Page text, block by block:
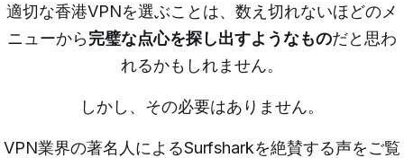
適切な香港VPNを選ぶことは、数え切れないほどのメ
ニューから完璧な点心を探し出すようなものだと思わ
れるかもしれません。
しかし、その必要はありません。
VPN業界の著名人によるSurfsharkを絶賛する声をご覧